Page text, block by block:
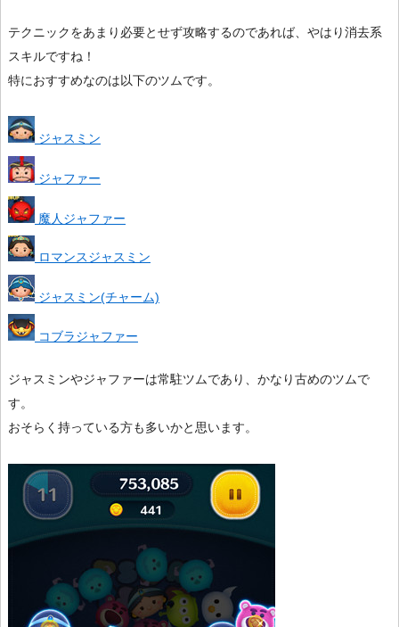
テクニックをあまり必要とせず攻略するのであれば、やはり消去系
スキルですね！
特におすすめなのは以下のツムです。
ジャスミン
ジャファー
魔人ジャファー
ロマンスジャスミン
ジャスミン(チャーム)
コブラジャファー
ジャスミンやジャファーは常駐ツムであり、かなり古めのツムで
す。
おそらく持っている方も多いかと思います。